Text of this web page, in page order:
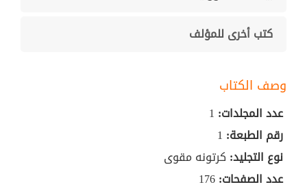
كتب أخرى للمؤلف
وصف الكتاب
عدد المجلدات: 1
رقم الطبعة: 1
نوع التجليد: كرتونه مقوى
عدد الصفحات:176